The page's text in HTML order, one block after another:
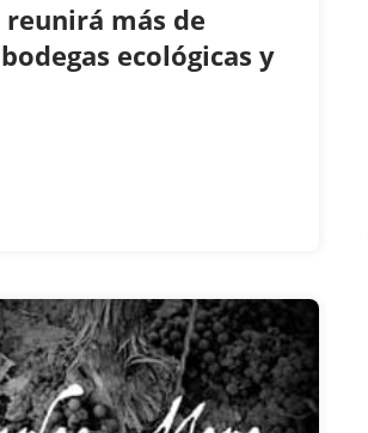
reunirá más de
ecológicas y